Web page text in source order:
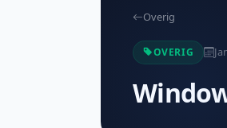
Overig
OVERIG